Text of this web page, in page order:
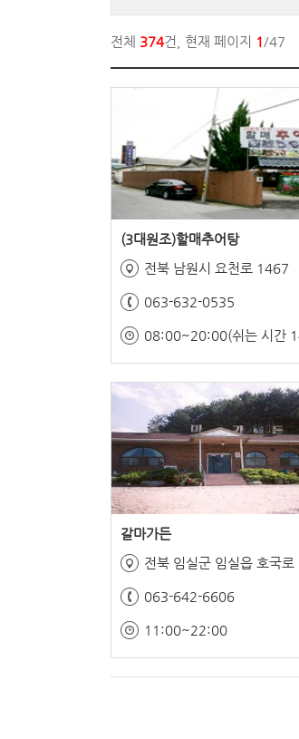
전체 374건, 현재 페이지 1/47
(3대원조)할매추어탕
전북 남원시 요천로 1467
063-632-0535
갈마가든
063-642-6606
11:00~22:00